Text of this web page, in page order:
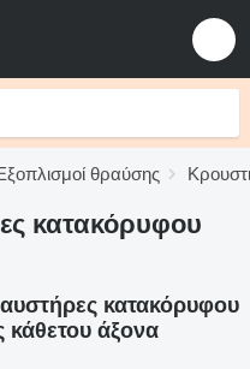
θραύσης
κατακόρυφου
κατακόρυφου
άξονα